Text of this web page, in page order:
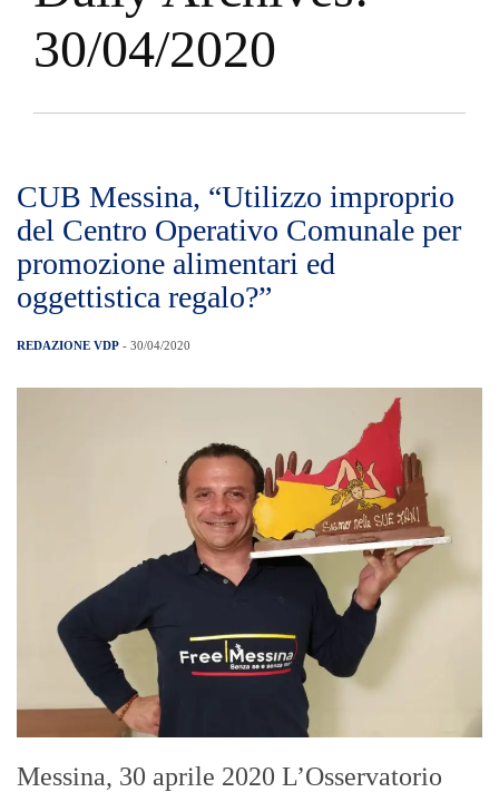
30/04/2020
CUB Messina, “Utilizzo improprio
del Centro Operativo Comunale per
promozione alimentari ed
oggettistica regalo?”
REDAZIONE VDP - 30/04/2020
Messina, 30 aprile 2020 L’Osservatorio